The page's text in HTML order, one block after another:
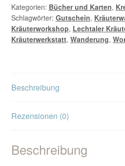
Erwachsener
Menge
Kategorien: Bücher und Karten,
Schlagwörter: Gutschein,
Kräuterworkshop, Lechtaler
Kräuterwerkstatt, Wanderung,
Beschreibung
Rezensionen (0)
Beschreibung